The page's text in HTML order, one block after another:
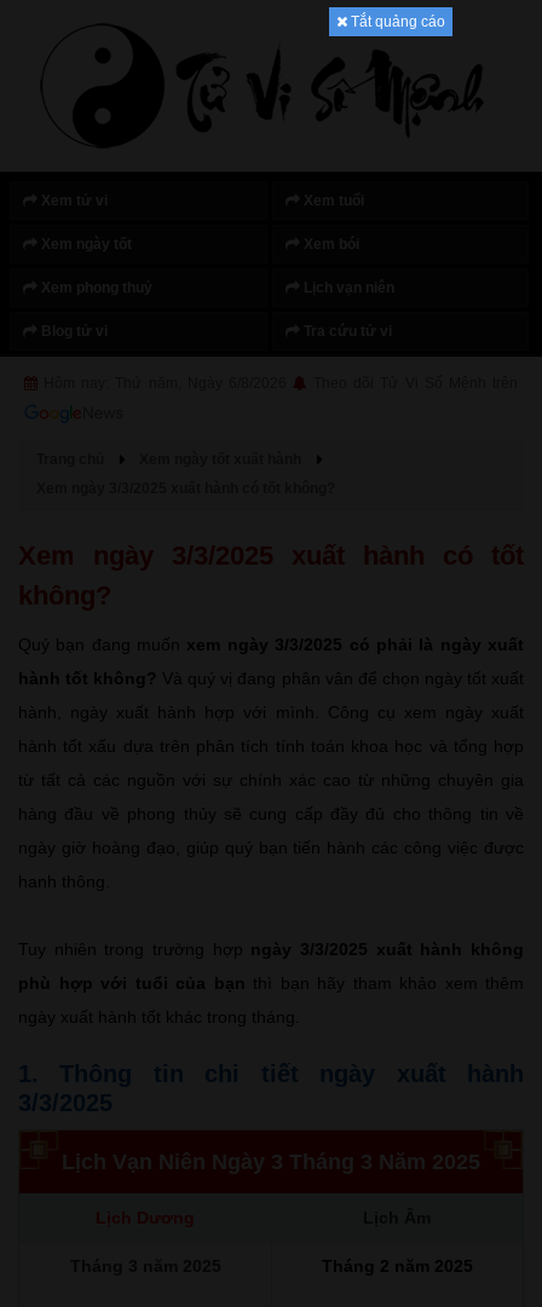
Tắt quảng cáo
Xem ngày 3/3/2025 xuất hành có tốt
không?
Quý bạn đang muốn xem ngày 3/3/2025 có phải là ngày xuất
hành tốt không? Và quý vị đang phân vân để chọn ngày tốt xuất
hành, ngày xuất hành hợp với mình. Công cụ xem ngày xuất
hành tốt xấu dựa trên phân tích tính toán khoa học và tổng hợp
từ tất cả các nguồn với sự chính xác cao từ những chuyên gia
hàng đầu về phong thủy sẽ cung cấp đầy đủ cho thông tin về
ngày giờ hoàng đạo, giúp quý bạn tiến hành các công việc được
hanh thông.
Tuy nhiên trong trường hợp ngày 3/3/2025 xuất hành không
phù hợp với tuổi của bạn thì bạn hãy tham khảo xem thêm
ngày xuất hành tốt khác trong tháng.
1. Thông tin chi tiết ngày xuất hành
3/3/2025
Lịch Vạn Niên Ngày 3 Tháng 3 Năm 2025
Lịch Dương
Tháng 2 năm 2025